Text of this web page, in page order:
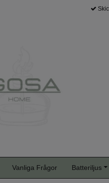
Vanliga Frågor Batteriljus